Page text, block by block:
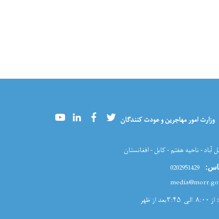
وزارت امور مهاجرین و عودت کنندگان YoutubeLinkedInFacebookTwitter
آباد - ناحیه هفتم - کابل - افغانستان
از ۸:۰۰ الی ۳:۴۵بعد از ظهر